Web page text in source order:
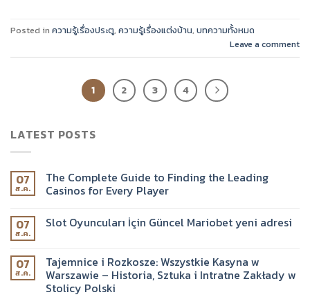
Posted in ความรู้เรื่องประตู, ความรู้เรื่องแต่งบ้าน, บทความทั้งหมด
Leave a comment
1 2 3 4
LATEST POSTS
07
ส.ค.
The Complete Guide to Finding the Leading
Casinos for Every Player
07
ส.ค.
Slot Oyuncuları İçin Güncel Mariobet yeni adresi
07
ส.ค.
Tajemnice i Rozkosze: Wszystkie Kasyna w
Warszawie – Historia, Sztuka i Intratne Zakłady w
Stolicy Polski